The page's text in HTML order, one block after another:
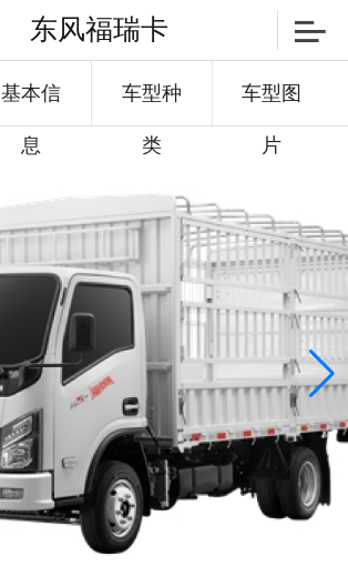

东风福瑞卡
基本信
息
车型种
类
车型图
片